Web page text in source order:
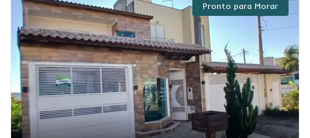
Pronto para Morar